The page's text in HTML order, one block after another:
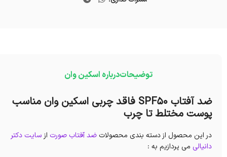
توضیحاتدرباره اسکین وان
ضد آفتاب SPF50 فاقد چربی اسکین وان مناسب
پوست مختلط تا چرب
در این محصول از دسته بندی محصولات ضد آفتاب صورت از سایت دکتر
دانیالی می پردازیم به :